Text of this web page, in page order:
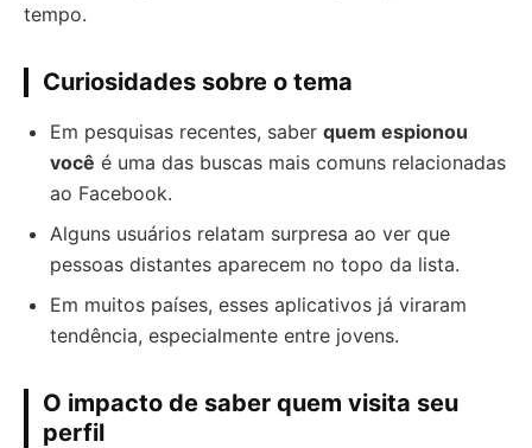
tempo.
Curiosidades sobre o tema
Em pesquisas recentes, saber quem espionou
você é uma das buscas mais comuns relacionadas
ao Facebook.
Alguns usuários relatam surpresa ao ver que
pessoas distantes aparecem no topo da lista.
Em muitos países, esses aplicativos já viraram
tendência, especialmente entre jovens.
O impacto de saber quem visita seu
perfil